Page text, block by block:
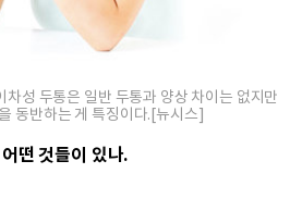
차성 두통은 일반 두통과 양상 차이는 없지만
동반하는 게 특징이다.[뉴시스]
떤 것들이 있나.